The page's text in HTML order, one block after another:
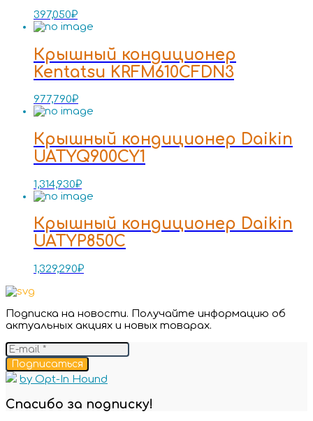
397,050₽
Крышный кондиционер
Kentatsu KRFM610CFDN3
977,790₽
Крышный кондиционер Daikin
UATYQ900CY1
1,314,930₽
Крышный кондиционер Daikin
UATYP850C
1,329,290₽
Подписка на новости. Получайте информацию об
актуальных акциях и новых товарах.
Подписаться
by Opt-In Hound
Спасибо за подписку!